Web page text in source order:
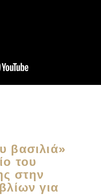
βασιλιά»
του
στην
για